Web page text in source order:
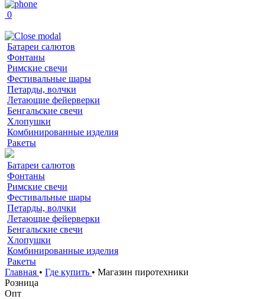
0
Батареи салютов
Фонтаны
Римские свечи
Фестивальные шары
Петарды, волчки
Летающие фейерверки
Бенгальские свечи
Хлопушки
Комбинированные изделия
Ракеты
Батареи салютов
Фонтаны
Римские свечи
Фестивальные шары
Петарды, волчки
Летающие фейерверки
Бенгальские свечи
Хлопушки
Комбинированные изделия
Ракеты
Главная • Где купить • Магазин пиротехники
Розница
Опт